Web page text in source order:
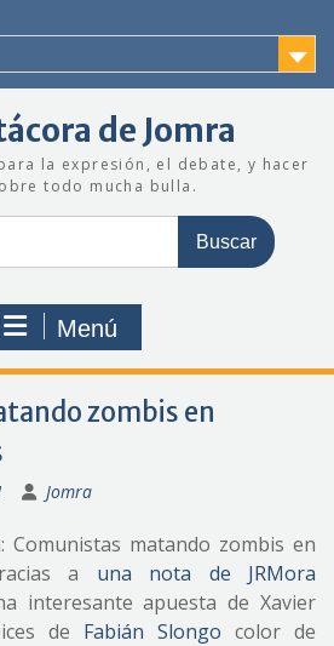
de Jomra
la expresión, el debate, y hacer
todo mucha bulla.
Menú
zombis en
Jomra
matando zombis en
a una nota de JRMora
interesante apuesta de Xavier
de Fabián Slongo color de